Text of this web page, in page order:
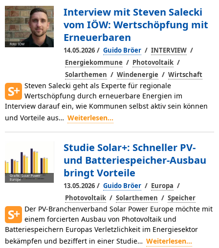
Foto: IÖW
Interview mit Steven Salecki
vom IÖW: Wertschöpfung mit
Erneuerbaren
14.05.2026 / Guido Bröer / INTERVIEW /
Energiekommune / Photovoltaik /
Solarthemen / Windenergie / Wirtschaft
Steven Salecki geht als Experte für regionale
Wertschöpfung durch erneuerbare Energien im
Interview darauf ein, wie Kommunen selbst aktiv sein können
und Vorteile aus… Weiterlesen...
Grafik: Solar Power
Europe
Studie Solar+: Schneller PV-
und Batteriespeicher-Ausbau
bringt Vorteile
13.05.2026 / Guido Bröer / Europa /
Photovoltaik / Solarthemen / Speicher
Der PV-Branchenverband Solar Po­wer Europe möchte mit
einem forcierten Ausbau von Photovoltaik und
Batteriespeichern Europas Verletzlichkeit im Energiesektor
bekämpfen und beziffert in einer Stu­die… Weiterlesen...